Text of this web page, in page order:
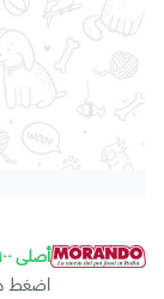
أصلى ١٠٠٪
اضغط